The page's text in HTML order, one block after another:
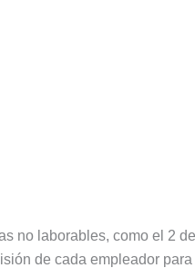
no laborables, como el 2
de cada empleador